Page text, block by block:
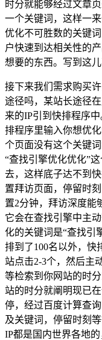
时分就能够经过文章
一个关键词，这样一
优化不可胜数的关键
户快速到达相关性的
想要的东西。写到这
接下来我们需求购买
途径吗，某站长途径
来的IP引到快排程序
排程序里输入你想优
个页面没有这个关键
“查找引擎优化优化”
去，这样底子达不到
置拜访页面，停留时
置2分钟，拜访深度能
它会在查找引擎中主
化的关键词是“查找引
排到了100名以外，快
站点击2-3个，然后主
等检索到你网站的时
站的时分就阐明现已
停，经过百度计算查
及关键词，停留时刻
IP都是国内世界各地